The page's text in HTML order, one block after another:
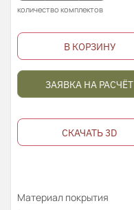
количество комплектов
В КОРЗИНУ
ЗАЯВКА НА РАСЧЁТ
СКАЧАТЬ 3D
Материал покрытия